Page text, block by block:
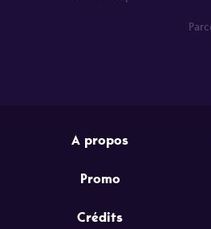
A propos
Promo
Crédits